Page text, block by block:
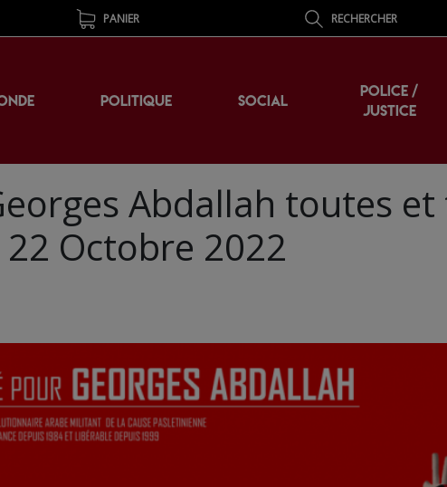
PANIER RECHERCHER
POLITIQUE SOCIAL
POLICE /
JUSTICE
Abdallah toutes et
Octobre 2022